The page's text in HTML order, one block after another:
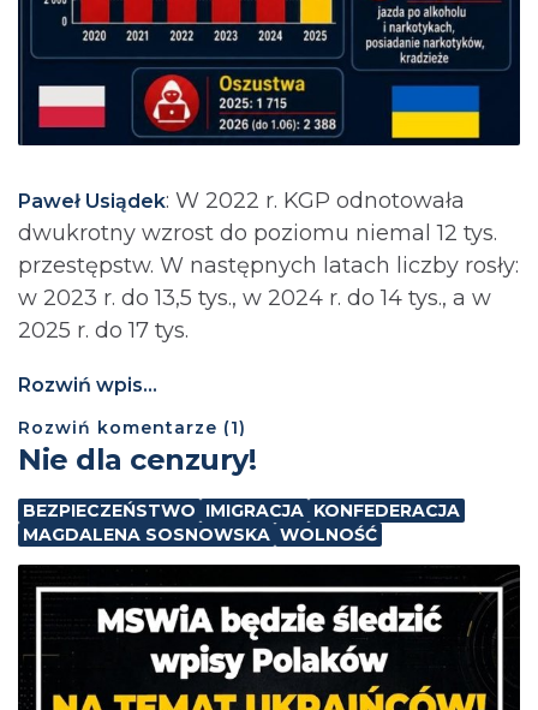
Paweł Usiądek: ⁨W 2022 r. KGP odnotowała
dwukrotny wzrost do poziomu niemal 12 tys.
przestępstw. W następnych latach liczby rosły:
w 2023 r. do 13,5 tys., w 2024 r. do 14 tys., a w
2025 r. do 17 tys.
Rozwiń wpis...
Rozwiń komentarze (1)
Nie dla cenzury!
BEZPIECZEŃSTWO IMIGRACJA KONFEDERACJA
MAGDALENA SOSNOWSKA WOLNOŚĆ